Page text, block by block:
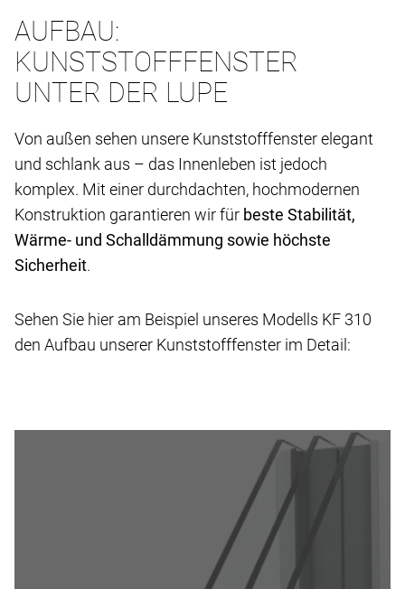
AUFBAU:
KUNSTSTOFFFENSTER
UNTER DER LUPE
Von außen sehen unsere Kunststofffenster elegant
und schlank aus – das Innenleben ist jedoch
komplex. Mit einer durchdachten, hochmodernen
Konstruktion garantieren wir für beste Stabilität,
Wärme- und Schalldämmung sowie höchste
Sicherheit.
Sehen Sie hier am Beispiel unseres Modells KF 310
den Aufbau unserer Kunststofffenster im Detail: